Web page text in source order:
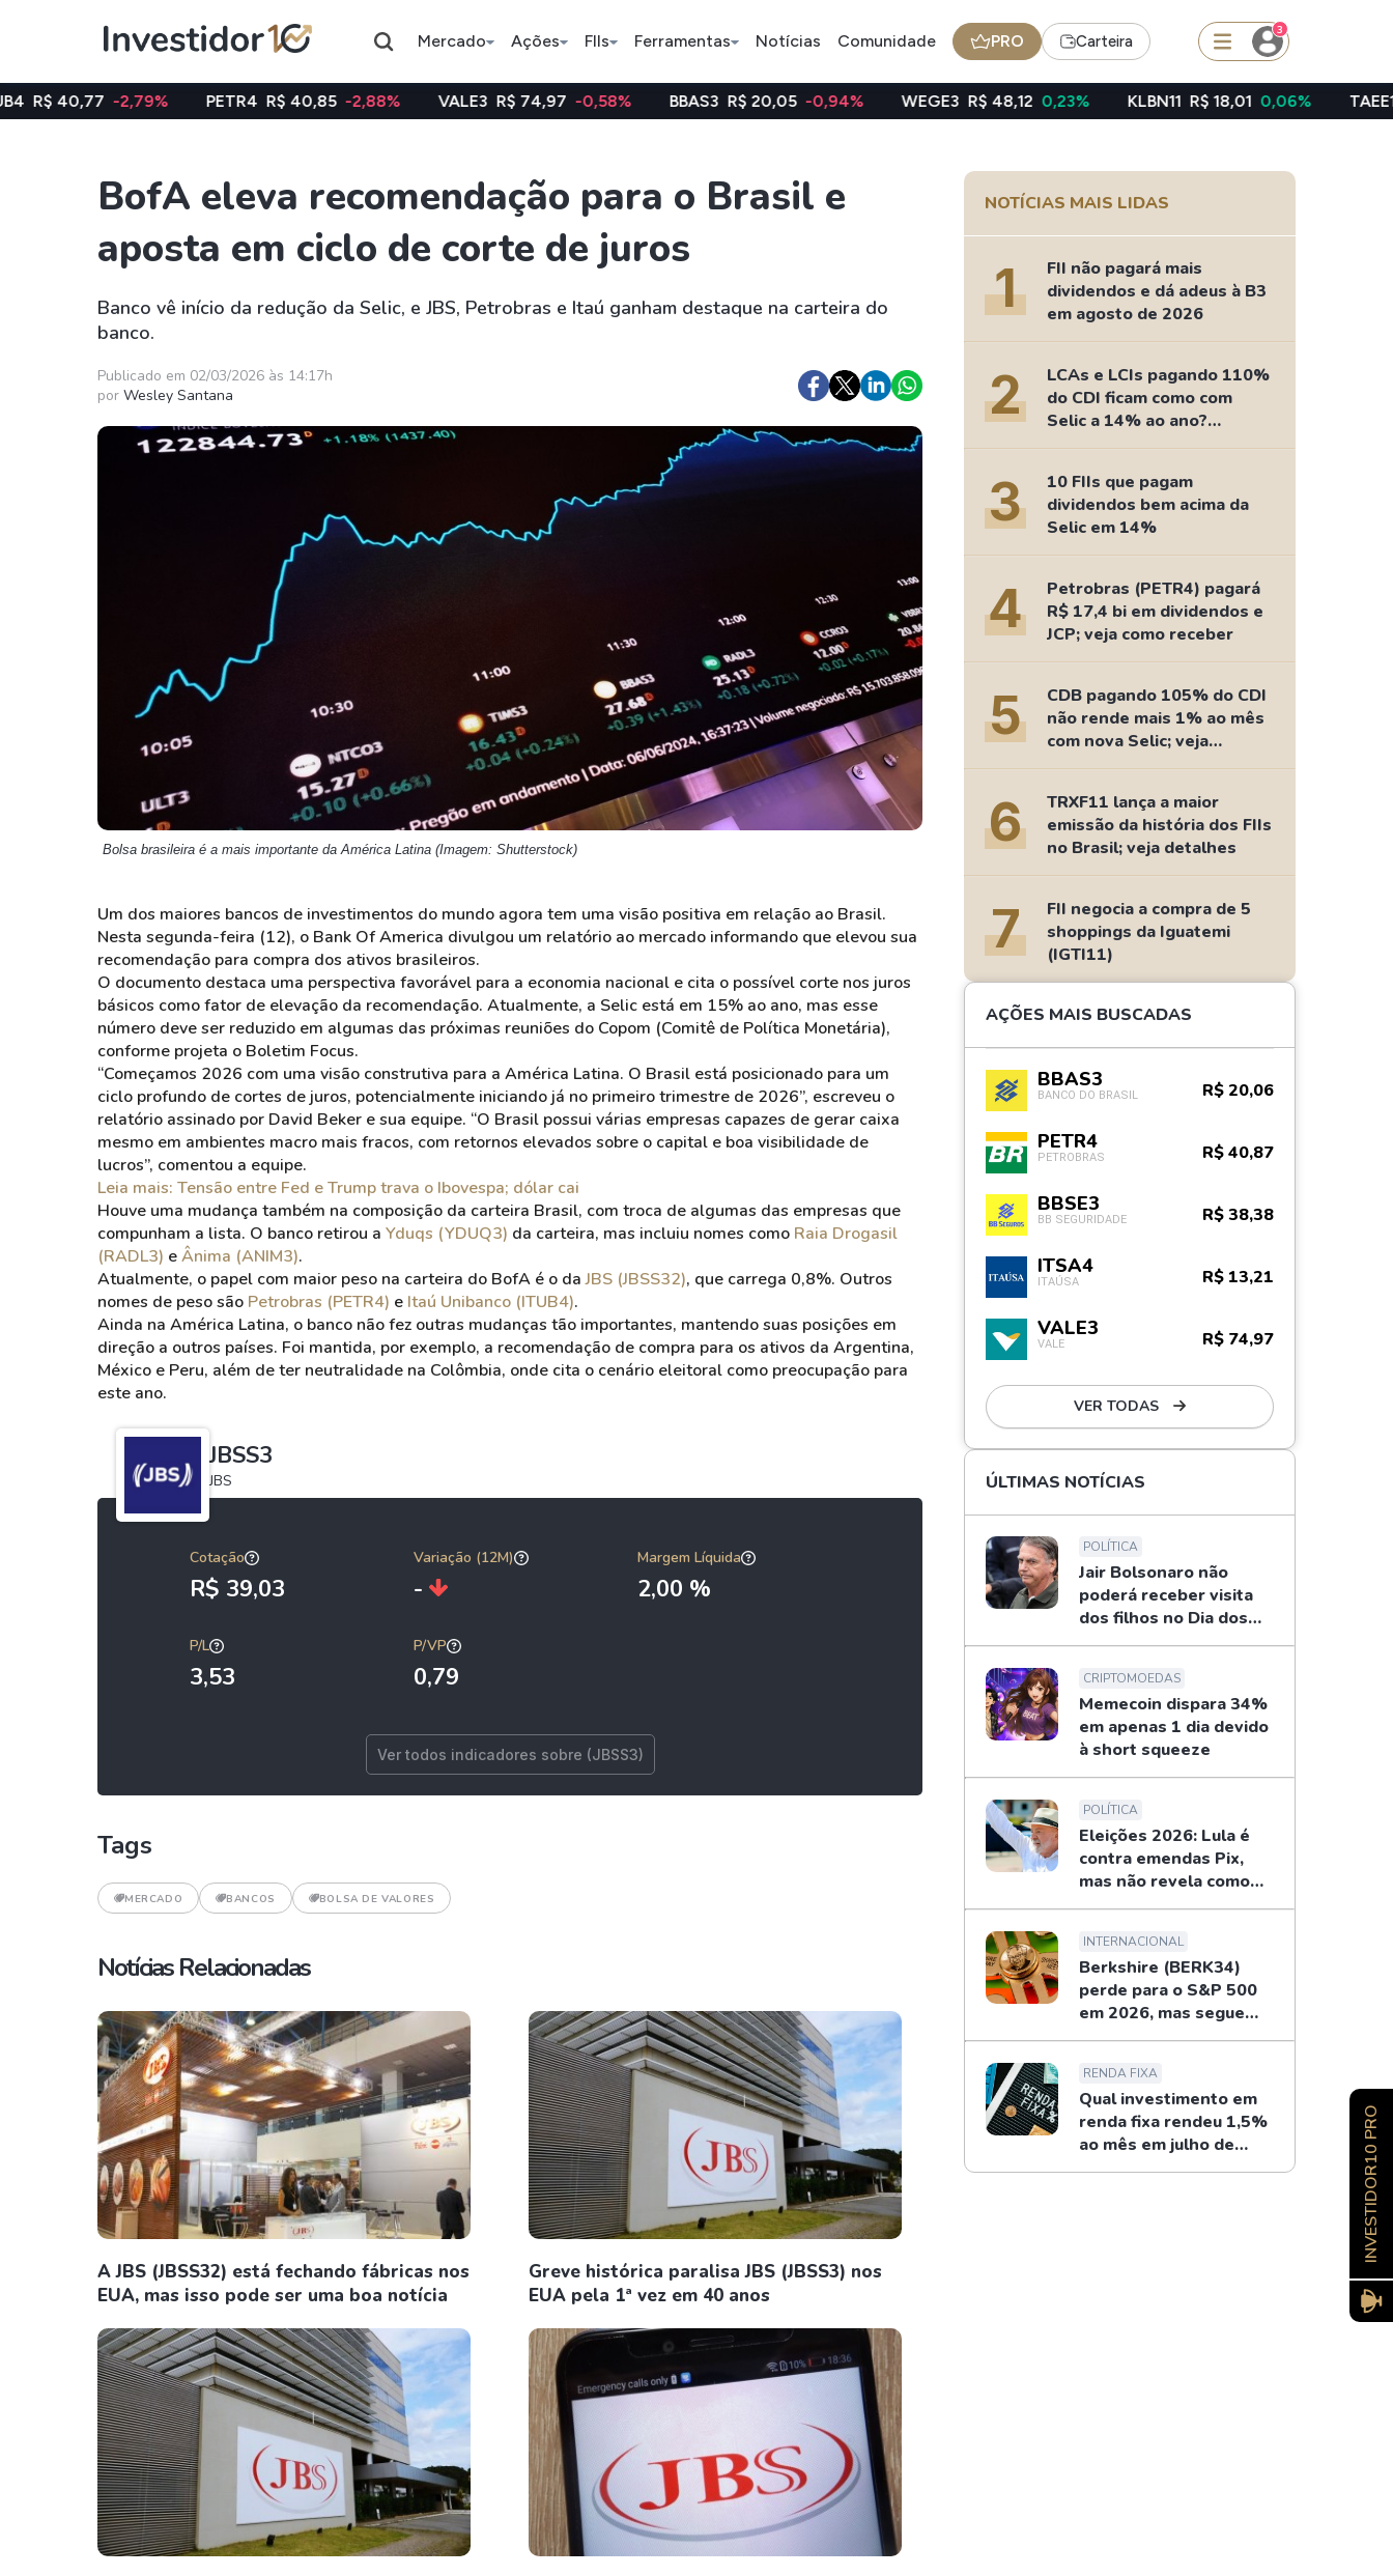
Mercado Ações FIIs Ferramentas Notícias Comunidade PRO Carteira
3
Assuntos do momento
Índice
Ibovespa
Ação
Petrobras
Ação
Bradesco
BDR
JBS Dividendos
Ações
Taesa
Itausa
Ambev
XPML11
HGLG11
KNCR11
XINA11
Amazon
Google
Meta
Criptomoedas
Bitcoin
Ethereum
Binance Coin - BNB
Ideias
Agenda de Dividendos
Radar do Dividendo Inteligente
As Ações Mais Buscadas
Guia do Iniciante
PETR4 R$ 40,85 -2,88% VALE3 R$ 74,97 -0,58% BBAS3 R$ 20,05 -0,94% WEGE3 R$ 48,12 0,23% KLBN11 R$ 18,01 0,06% TAEE11 R$ 39,49 -
BofA eleva recomendação para o Brasil e
aposta em ciclo de corte de juros
Banco vê início da redução da Selic, e JBS, Petrobras e Itaú ganham destaque na carteira do
banco.
Publicado em 02/03/2026 às 14:17h
por Wesley Santana
Bolsa brasileira é a mais importante da América Latina (Imagem: Shutterstock)
Um dos maiores bancos de investimentos do mundo agora tem uma visão positiva em relação ao Brasil.
Nesta segunda-feira (12), o Bank Of America divulgou um relatório ao mercado informando que elevou sua
recomendação para compra dos ativos brasileiros.
O documento destaca uma perspectiva favorável para a economia nacional e cita o possível corte nos juros
básicos como fator de elevação da recomendação. Atualmente, a Selic está em 15% ao ano, mas esse
número deve ser reduzido em algumas das próximas reuniões do Copom (Comitê de Política Monetária),
conforme projeta o Boletim Focus.
“Começamos 2026 com uma visão construtiva para a América Latina. O Brasil está posicionado para um
ciclo profundo de cortes de juros, potencialmente iniciando já no primeiro trimestre de 2026”, escreveu o
relatório assinado por David Beker e sua equipe. “O Brasil possui várias empresas capazes de gerar caixa
mesmo em ambientes macro mais fracos, com retornos elevados sobre o capital e boa visibilidade de
lucros”, comentou a equipe.
Leia mais: Tensão entre Fed e Trump trava o Ibovespa; dólar cai
Houve uma mudança também na composição da carteira Brasil, com troca de algumas das empresas que
compunham a lista. O banco retirou a Yduqs (YDUQ3) da carteira, mas incluiu nomes como Raia Drogasil
(RADL3) eÂnima (ANIM3).
Atualmente, o papel com maior peso na carteira do BofA é o daJBS (JBSS32), que carrega 0,8%. Outros
nomes de peso são Petrobras (PETR4) e Itaú Unibanco (ITUB4).
Ainda na América Latina, o banco não fez outras mudanças tão importantes, mantendo suas posições em
direção a outros países. Foi mantida, por exemplo, a recomendação de compra para os ativos da Argentina,
México e Peru, além de ter neutralidade na Colômbia, onde cita o cenário eleitoral como preocupação para
este ano.
JBSS3
JBS
Cotação
R$ 39,03
Variação (12M)
-
Margem Líquida
2,00 %
P/L
3,53
P/VP
0,79
Ver todos indicadores sobre (JBSS3)
Tags
MERCADO BANCOS BOLSA DE VALORES
Notícias Relacionadas
A JBS (JBSS32) está fechando fábricas nos
EUA, mas isso pode ser uma boa notícia
Greve histórica paralisa JBS (JBSS3) nos
EUA pela 1ª vez em 40 anos
NOTÍCIAS MAIS LIDAS
1
FII não pagará mais
dividendos e dá adeus à B3
em agosto de 2026
2
LCAs e LCIs pagando 110%
do CDI ficam como com
Selic a 14% ao ano?
Fizemos as contas
3
10 FIIs que pagam
dividendos bem acima da
Selic em 14%
4
Petrobras (PETR4) pagará
R$ 17,4 bi em dividendos e
JCP; veja como receber
5
CDB pagando 105% do CDI
não rende mais 1% ao mês
com nova Selic; veja
retorno
6
TRXF11 lança a maior
emissão da história dos FIIs
no Brasil; veja detalhes
7
FII negocia a compra de 5
shoppings da Iguatemi
(IGTI11)
AÇÕES MAIS BUSCADAS
BBAS3
BANCO DO BRASIL R$ 20,06
PETR4
PETROBRAS R$ 40,87
BBSE3
BB SEGURIDADE R$ 38,38
ITSA4
ITAÚSA R$ 13,21
VALE3
VALE R$ 74,97
VER TODAS
ÚLTIMAS NOTÍCIAS
POLÍTICA
Jair Bolsonaro não
poderá receber visita
dos filhos no Dia dos
Pais
CRIPTOMOEDAS
Memecoin dispara 34%
em apenas 1 dia devido
à short squeeze
POLÍTICA
Eleições 2026: Lula é
contra emendas Pix,
mas não revela como
combaterá
INTERNACIONAL
Berkshire (BERK34)
perde para o S&P 500
em 2026, mas segue
recompras de Buffett
RENDA FIXA
Qual investimento em
renda fixa rendeu 1,5%
ao mês em julho de
2026?
INVESTIDOR10 PRO